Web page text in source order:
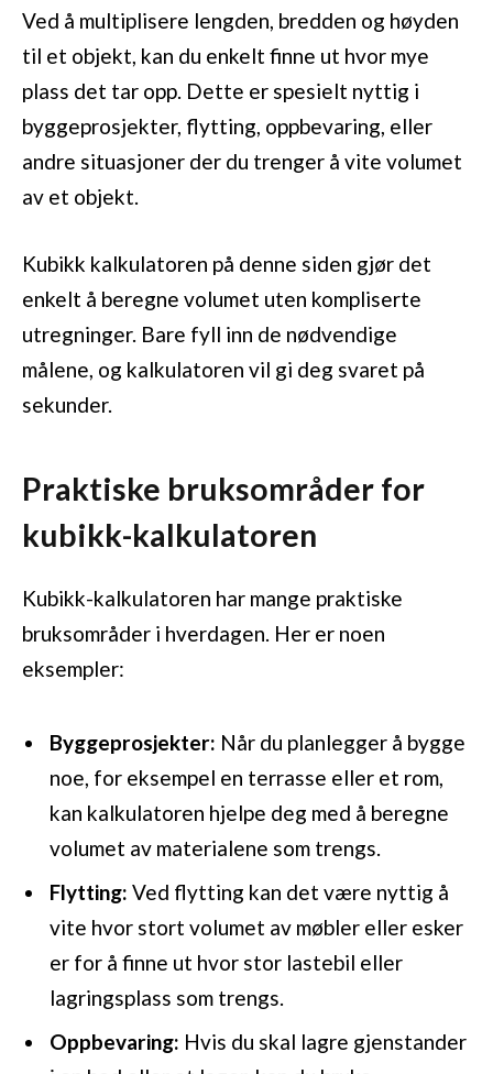
Ved å multiplisere lengden, bredden og høyden
til et objekt, kan du enkelt finne ut hvor mye
plass det tar opp. Dette er spesielt nyttig i
byggeprosjekter, flytting, oppbevaring, eller
andre situasjoner der du trenger å vite volumet
av et objekt.
Kubikk kalkulatoren på denne siden gjør det
enkelt å beregne volumet uten kompliserte
utregninger. Bare fyll inn de nødvendige
målene, og kalkulatoren vil gi deg svaret på
sekunder.
Praktiske bruksområder for
kubikk-kalkulatoren
Kubikk-kalkulatoren har mange praktiske
bruksområder i hverdagen. Her er noen
eksempler:
Byggeprosjekter: Når du planlegger å bygge
noe, for eksempel en terrasse eller et rom,
kan kalkulatoren hjelpe deg med å beregne
volumet av materialene som trengs.
Flytting: Ved flytting kan det være nyttig å
vite hvor stort volumet av møbler eller esker
er for å finne ut hvor stor lastebil eller
lagringsplass som trengs.
Oppbevaring: Hvis du skal lagre gjenstander